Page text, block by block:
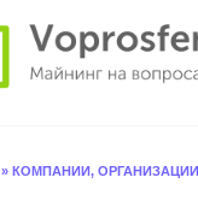
» КОМПАНИИ, ОРГАНИЗАЦИИ